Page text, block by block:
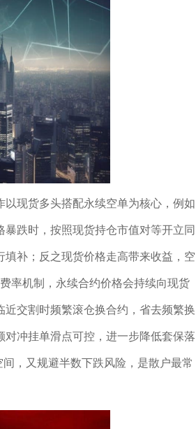
现货多头搭配永续空单为核心，例如
跌时，按照现货持仓市值对等开立同
补；反之现货价格走高带来收益，空
率机制，永续合约价格会持续向现货
交割时频繁滚仓换合约，省去频繁换
冲挂单滑点可控，进一步降低套保落
，又规避半数下跌风险，是散户最常